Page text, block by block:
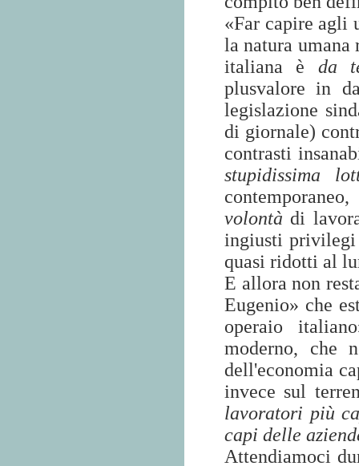
«Far capire agli
la natura
italiana è da
plusvalore in
legislazione
di giornale)
contrasti
stupidissima
volontà di
ingiusti privilegi
quasi ridotti al
E allora non
Eugenio» che
operaio
moderno, che
dell'economia
invece sul
lavoratori più
capi delle
Attendiamoci